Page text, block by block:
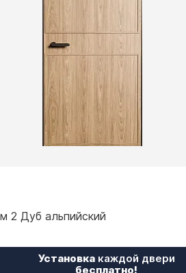
2 Дуб альпийский
Установкакаждой двери
бесплатно!